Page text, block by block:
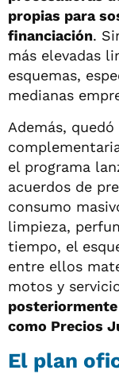
propias para
financiación.
más elevadas
esquemas,
medianas
Además,
el programa
acuerdos de
consumo
limpieza,
tiempo, el
entre ellos
motos y
como Precios
El plan